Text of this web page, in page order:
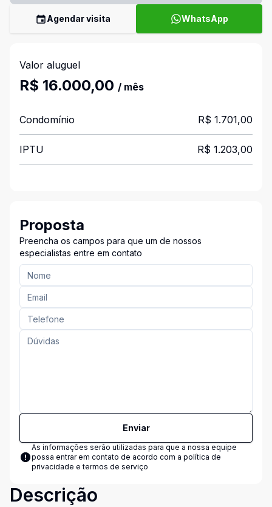
Agendar visita WhatsApp
Valor aluguel
R$ 16.000,00 / mês
Condomínio R$ 1.701,00
IPTU R$ 1.203,00
Proposta
Preencha os campos para que um de nossos
especialistas entre em contato
Enviar
As informações serão utilizadas para que a nossa equipe
possa entrar em contato de acordo com a política de
privacidade e termos de serviço
Descrição